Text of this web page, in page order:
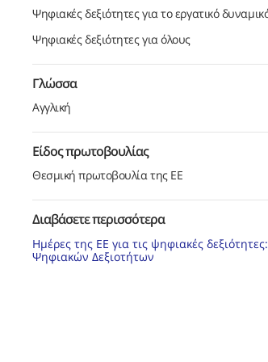
Ψηφιακές δεξιότητες για το εργατικό
Ψηφιακές δεξιότητες για όλους
Γλώσσα
Αγγλική
Είδος πρωτοβουλίας
Θεσμική πρωτοβουλία της ΕΕ
Διαβάσετε περισσότερα
Ημέρες της ΕΕ για τις ψηφιακές
Ψηφιακών Δεξιοτήτων